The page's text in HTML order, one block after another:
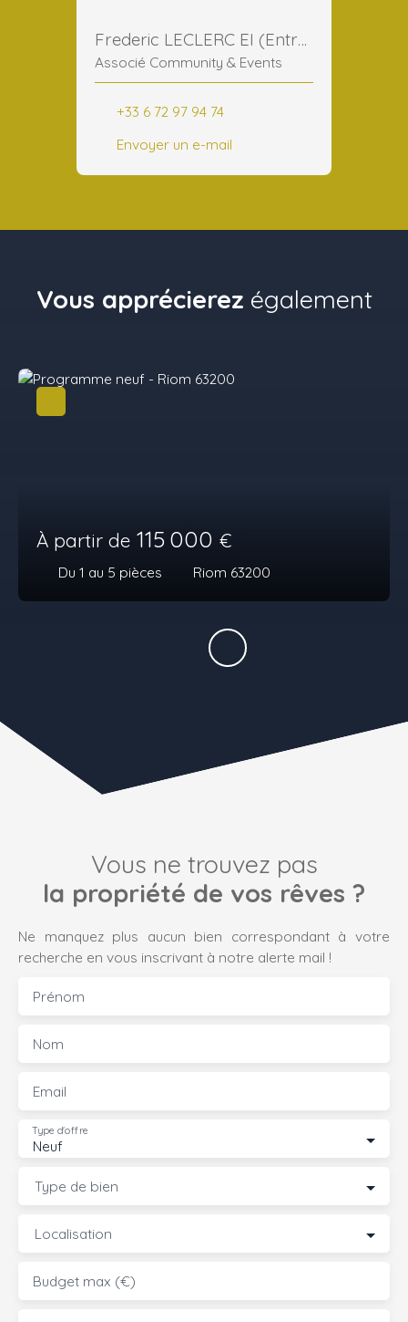
Frederic LECLERC EI (Entreprise Individuelle)
Associé Community & Events
+33 6 72 97 94 74
Envoyer un e-mail
Vous apprécierez également
À partir de 115 000 €
Du 1 au 5 pièces Riom 63200
Vous ne trouvez pas
la propriété de vos rêves ?
Ne manquez plus aucun bien correspondant à votre
recherche en vous inscrivant à notre alerte mail !
Prénom
Nom
Email
Neuf
Type d'offre
Type de bien
Localisation
Budget max (€)